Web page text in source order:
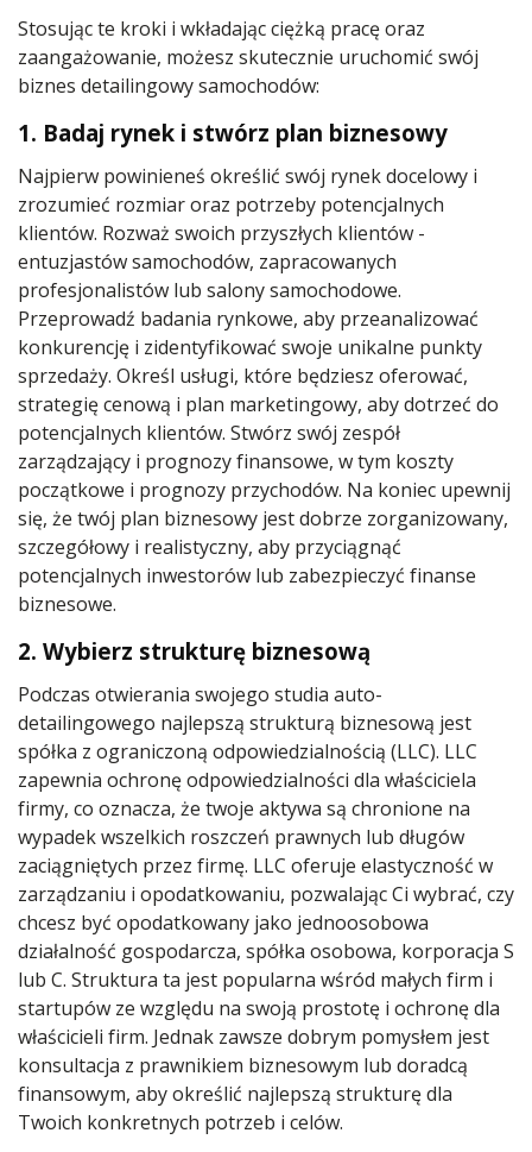
Stosując te kroki i wkładając ciężką pracę oraz
zaangażowanie, możesz skutecznie uruchomić swój
biznes detailingowy samochodów:
1. Badaj rynek i stwórz plan biznesowy
Najpierw powinieneś określić swój rynek docelowy i
zrozumieć rozmiar oraz potrzeby potencjalnych
klientów. Rozważ swoich przyszłych klientów -
entuzjastów samochodów, zapracowanych
profesjonalistów lub salony samochodowe.
Przeprowadź badania rynkowe, aby przeanalizować
konkurencję i zidentyfikować swoje unikalne punkty
sprzedaży. Określ usługi, które będziesz oferować,
strategię cenową i plan marketingowy, aby dotrzeć do
potencjalnych klientów. Stwórz swój zespół
zarządzający i prognozy finansowe, w tym koszty
początkowe i prognozy przychodów. Na koniec upewnij
się, że twój plan biznesowy jest dobrze zorganizowany,
szczegółowy i realistyczny, aby przyciągnąć
potencjalnych inwestorów lub zabezpieczyć finanse
biznesowe.
2. Wybierz strukturę biznesową
Podczas otwierania swojego studia auto-
detailingowego najlepszą strukturą biznesową jest
spółka z ograniczoną odpowiedzialnością (LLC). LLC
zapewnia ochronę odpowiedzialności dla właściciela
firmy, co oznacza, że twoje aktywa są chronione na
wypadek wszelkich roszczeń prawnych lub długów
zaciągniętych przez firmę. LLC oferuje elastyczność w
zarządzaniu i opodatkowaniu, pozwalając Ci wybrać, czy
chcesz być opodatkowany jako jednoosobowa
działalność gospodarcza, spółka osobowa, korporacja S
lub C. Struktura ta jest popularna wśród małych firm i
startupów ze względu na swoją prostotę i ochronę dla
właścicieli firm. Jednak zawsze dobrym pomysłem jest
konsultacja z prawnikiem biznesowym lub doradcą
finansowym, aby określić najlepszą strukturę dla
Twoich konkretnych potrzeb i celów.